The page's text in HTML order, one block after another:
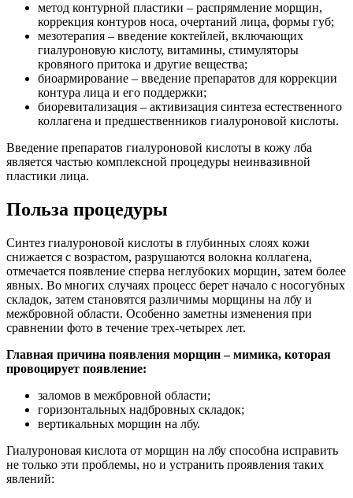
метод контурной пластики – распрямление морщин,
коррекция контуров носа, очертаний лица, формы губ;
мезотерапия – введение коктейлей, включающих
гиалуроновую кислоту, витамины, стимуляторы
кровяного притока и другие вещества;
биоармирование – введение препаратов для коррекции
контура лица и его поддержки;
биоревитализация – активизация синтеза естественного
коллагена и предшественников гиалуроновой кислоты.
Введение препаратов гиалуроновой кислоты в кожу лба
является частью комплексной процедуры неинвазивной
пластики лица.
Польза процедуры
Синтез гиалуроновой кислоты в глубинных слоях кожи
снижается с возрастом, разрушаются волокна коллагена,
отмечается появление сперва неглубоких морщин, затем более
явных. Во многих случаях процесс берет начало с носогубных
складок, затем становятся различимы морщины на лбу и
межбровной области. Особенно заметны изменения при
сравнении фото в течение трех-четырех лет.
Главная причина появления морщин – мимика, которая
провоцирует появление:
заломов в межбровной области;
горизонтальных надбровных складок;
вертикальных морщин на лбу.
Гиалуроновая кислота от морщин на лбу способна исправить
не только эти проблемы, но и устранить проявления таких
явлений: